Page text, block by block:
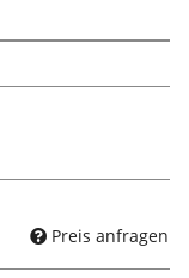
Preis anfragen